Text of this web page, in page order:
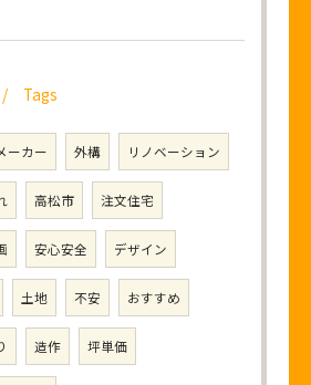
Tags
ーカー 外構 リノベーション
高松市 注文住宅
安心安全 デザイン
土地 不安 おすすめ
造作 坪単価